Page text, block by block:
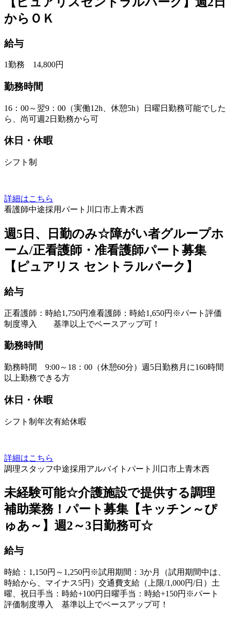
からＯＫ
給与
1勤務 14,800円
勤務時間
16：00～翌9：00（実働12h、休憩5h）日曜日勤務可能でした
ら、尚可週2日勤務から可
休日・休暇
シフト制
詳細はこちら
看護師中途採用パート 川口市上青木西
週5日、日勤のみ☆障がい者グループホ
ーム/正看護師・准看護師パート募集
【ピュアリス セントラルパーク】
給与
正看護師：時給1,750円准看護師：時給1,650円※パート評価
制度導入 基準以上でベースアップ可！
勤務時間
勤務時間 9:00～18：00（休憩60分）週5日勤務月に160時間
以上勤務できる方
休日・休暇
シフト制年次有給休暇
詳細はこちら
調理スタッフ中途採用 アルバイト パート 川口市上青木西
未経験可能☆介護施設で提供する調理
補助業務！パート募集【キッチン～ぴ
ゅあ～】週2～3日勤務可☆
給与
時給：1,150円～1,250円※試用期間：3か月（試用期間中は、
時給から、マイナス5円）交通費支給（上限/1,000円/日）土
曜、祝日手当：時給+100円日曜手当：時給+150円※パート
評価制度導入 基準以上でベースアップ可！